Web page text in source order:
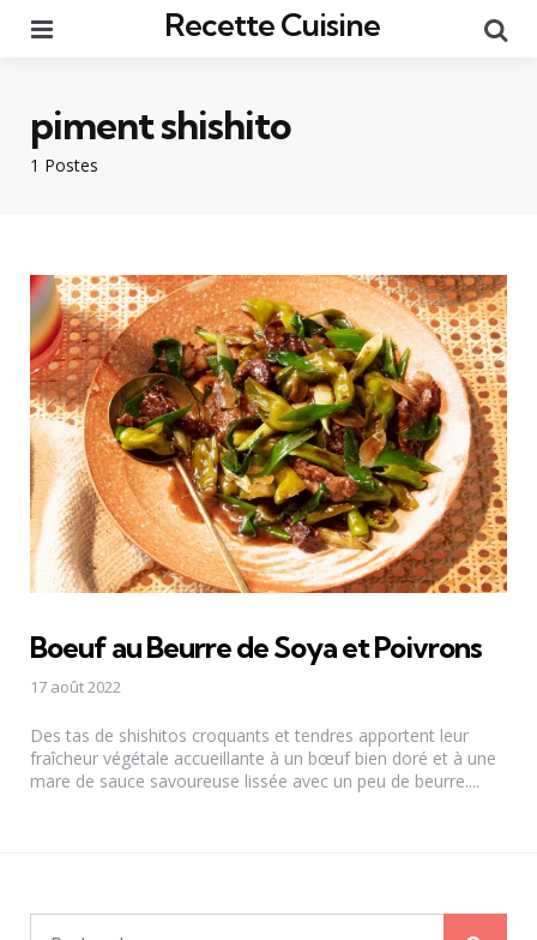
Recette Cuisine
1 Postes
piment shishito
Boeuf au Beurre de Soya et Poivrons
17 août 2022
Des tas de shishitos croquants et tendres apportent leur
fraîcheur végétale accueillante à un bœuf bien doré et à une
mare de sauce savoureuse lissée avec un peu de beurre....